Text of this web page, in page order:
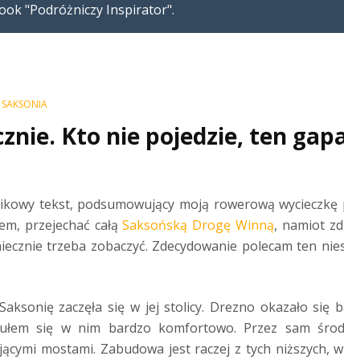
"Podróżniczy Inspirator".
SAKSONIA
Kto nie pojedzie, ten
tekst, podsumowujący moją rowerową wycieczkę
przejechać całąSaksońską Drogę Winną, namiot
trzeba zobaczyć. Zdecydowanie polecam ten
zaczęła się w jej stolicy. Drezno okazało się
się w nim bardzo komfortowo. Przez sam
mostami. Zabudowa jest raczej z tych niższych,